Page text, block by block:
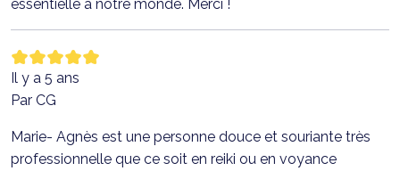
essentielle à notre monde. Merci !
Il y a 5 ans
Par CG
Marie- Agnès est une personne douce et souriante très
professionnelle que ce soit en reiki ou en voyance